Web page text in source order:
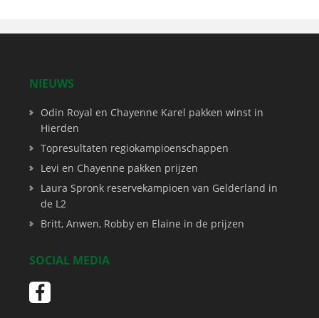
NIEUWS
Odin Royal en Chayenne Karel pakken winst in
Hierden
Topresultaten regiokampioenschappen
Levi en Chayenne pakken prijzen
Laura Spronk reservekampioen van Gelderland in
de L2
Britt, Anwen, Robby en Elaine in de prijzen
SOCIAL MEDIA